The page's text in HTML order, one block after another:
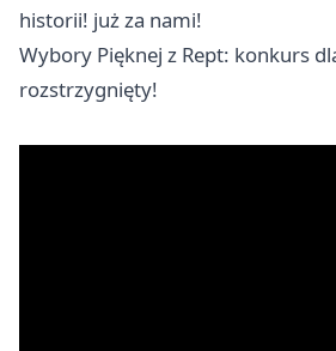
historii! już za nami!
Wybory Pięknej z Rept: konkurs
rozstrzygnięty!